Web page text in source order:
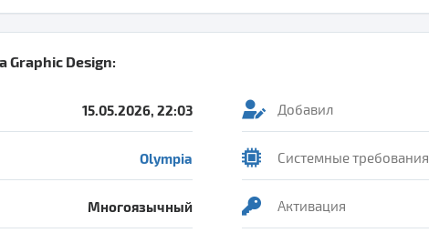
Graphic Design:
15.05.2026, 22:03 Добавил
Olympia Системные требования
Многоязычный Активация